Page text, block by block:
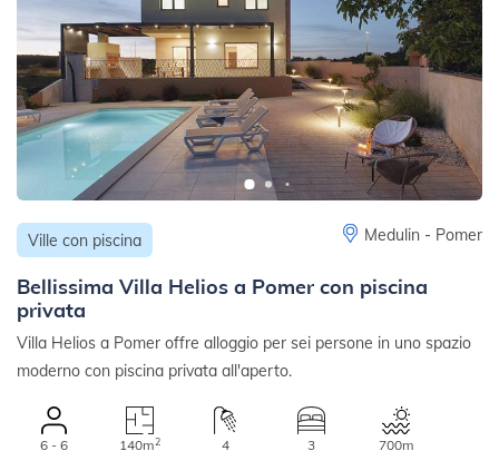
Ville con piscina Medulin - Pomer
Bellissima Villa Helios a Pomer con piscina
privata
Villa Helios a Pomer offre alloggio per sei persone in uno spazio
moderno con piscina privata all'aperto.
6 - 6 140m2 4 3 700m